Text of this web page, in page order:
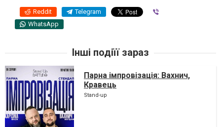
Reddit Telegram
WhatsApp
Інші подіїї зараз
Парна імпровізація: Вахнич,
Кравець
Stand-up